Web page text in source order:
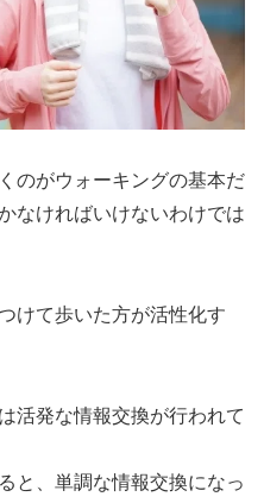
のがウォーキングの基本だ
なければいけないわけでは
けて歩いた方が活性化す
活発な情報交換が行われて
と、単調な情報交換になっ